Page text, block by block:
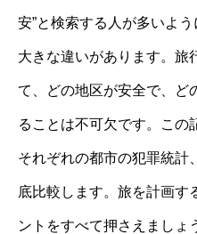
安”と検索する人が多いよ
大きな違いがあります。旅
て、どの地区が安全で、ど
ることは不可欠です。この
それぞれの都市の犯罪統計
底比較します。旅を計画す
ントをすべて押さえましょ